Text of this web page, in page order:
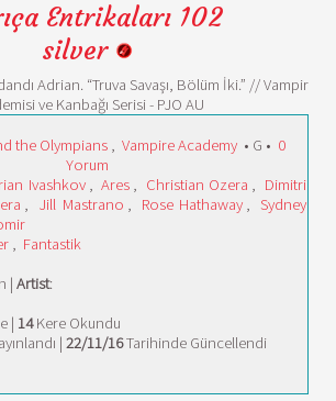
Entrikaları 102
silver
Adrian. “Truva Savaşı, Bölüm İki.” // Vampir
ve Kanbağı Serisi - PJO AU
the Olympians , Vampire Academy • G • 0
Yorum
Ivashkov , Ares , Christian Ozera , Dimitri
, Jill Mastrano , Rose Hathaway , Sydney
, Fantastik
| Artist:
| 14Kere Okundu
| 22/11/16Tarihinde Güncellendi